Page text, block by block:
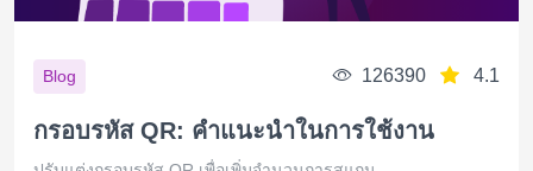
Blog 126390 4.1
กรอบรหัส QR: คำแนะนำในการใช้งาน